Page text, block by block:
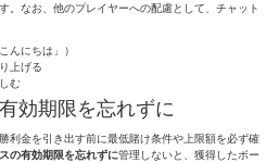
。なお、他のプレイヤーへの配慮として、チャット
んにちは」）
上げる
む
効期限を忘れずに
利金を引き出す前に最低賭け条件や上限額を必ず確
の有効期限を忘れずに管理しないと、獲得したボー